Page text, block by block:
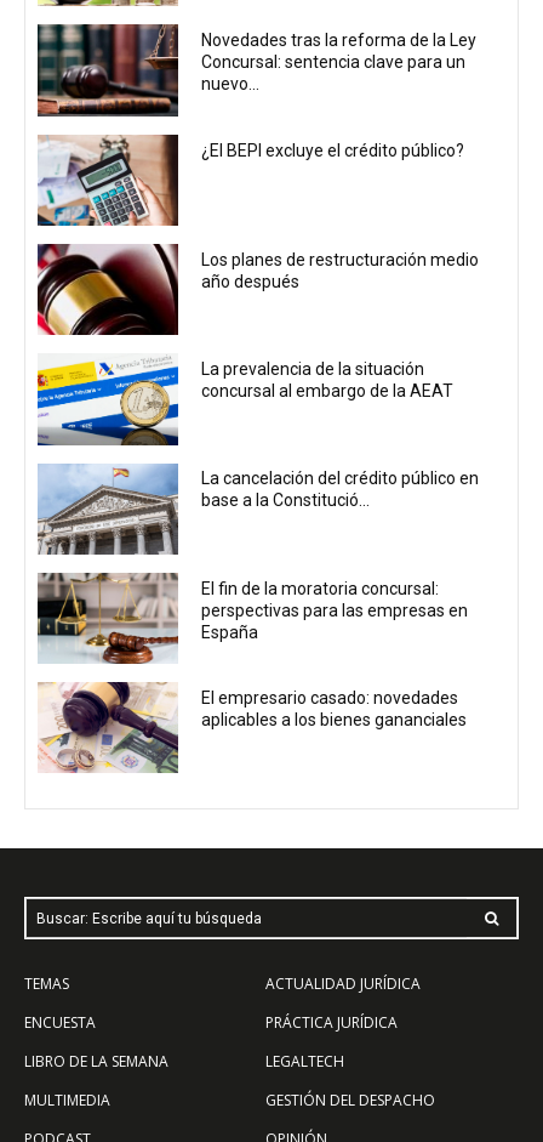
Novedades tras la reforma de la Ley
Concursal: sentencia clave para un
nuevo...
¿El BEPI excluye el crédito público?
Los planes de restructuración medio
año después
La prevalencia de la situación
concursal al embargo de la AEAT
La cancelación del crédito público en
base a la Constitució...
El fin de la moratoria concursal:
perspectivas para las empresas en
España
El empresario casado: novedades
aplicables a los bienes gananciales
Buscar: Escribe aquí tu búsqueda
TEMAS
ENCUESTA
LIBRO DE LA SEMANA
MULTIMEDIA
ACTUALIDAD JURÍDICA
PRÁCTICA JURÍDICA
LEGALTECH
GESTIÓN DEL DESPACHO